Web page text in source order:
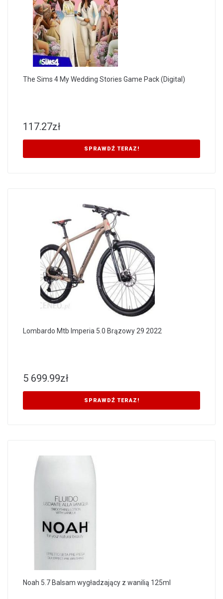
The Sims 4 My Wedding Stories Game Pack (Digital)
117.27zł
SPRAWDŹ TERAZ!
Lombardo Mtb Imperia 5.0 Brązowy 29 2022
5 699.99zł
SPRAWDŹ TERAZ!
Noah 5.7 Balsam wygładzający z wanilią 125ml